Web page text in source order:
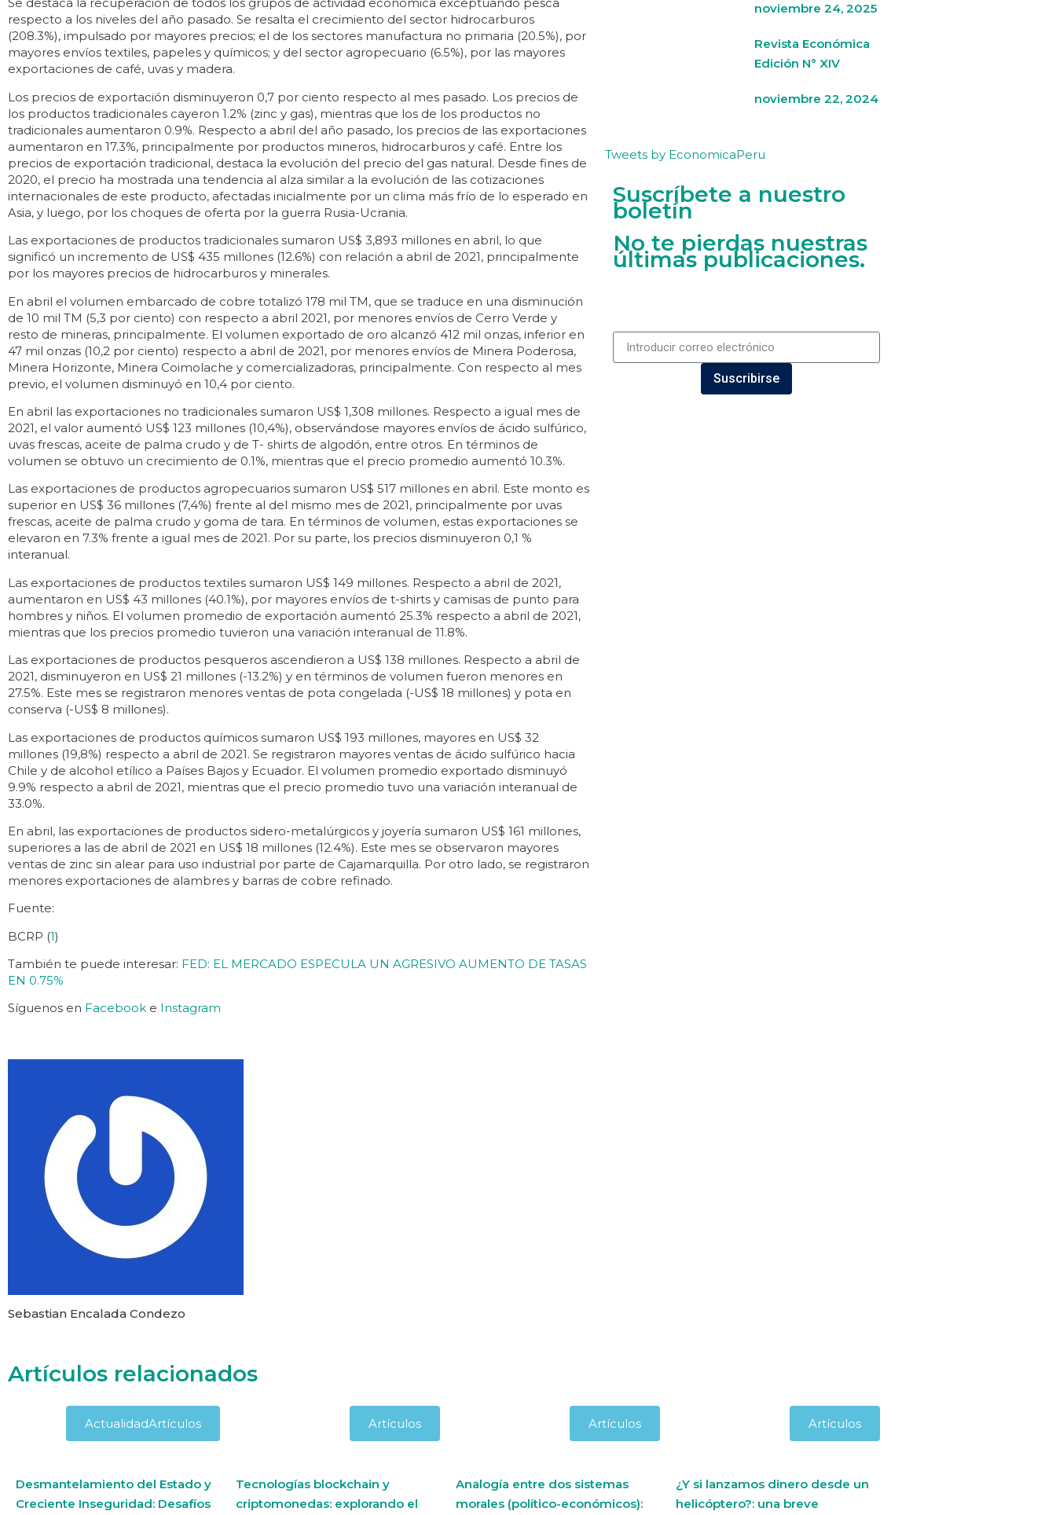
Se destaca la recuperación de todos los grupos de actividad económica exceptuando pesca
respecto a los niveles del año pasado. Se resalta el crecimiento del sector hidrocarburos
(208.3%), impulsado por mayores precios; el de los sectores manufactura no primaria (20.5%), por
mayores envíos textiles, papeles y químicos; y del sector agropecuario (6.5%), por las mayores
exportaciones de café, uvas y madera.
Los precios de exportación disminuyeron 0,7 por ciento respecto al mes pasado. Los precios de
los productos tradicionales cayeron 1.2% (zinc y gas), mientras que los de los productos no
tradicionales aumentaron 0.9%. Respecto a abril del año pasado, los precios de las exportaciones
aumentaron en 17.3%, principalmente por productos mineros, hidrocarburos y café. Entre los
precios de exportación tradicional, destaca la evolución del precio del gas natural. Desde fines de
2020, el precio ha mostrada una tendencia al alza similar a la evolución de las cotizaciones
internacionales de este producto, afectadas inicialmente por un clima más frío de lo esperado en
Asia, y luego, por los choques de oferta por la guerra Rusia-Ucrania.
Las exportaciones de productos tradicionales sumaron US$ 3,893 millones en abril, lo que
significó un incremento de US$ 435 millones (12.6%) con relación a abril de 2021, principalmente
por los mayores precios de hidrocarburos y minerales.
En abril el volumen embarcado de cobre totalizó 178 mil TM, que se traduce en una disminución
de 10 mil TM (5,3 por ciento) con respecto a abril 2021, por menores envíos de Cerro Verde y
resto de mineras, principalmente. El volumen exportado de oro alcanzó 412 mil onzas, inferior en
47 mil onzas (10,2 por ciento) respecto a abril de 2021, por menores envíos de Minera Poderosa,
Minera Horizonte, Minera Coimolache y comercializadoras, principalmente. Con respecto al mes
previo, el volumen disminuyó en 10,4 por ciento.
En abril las exportaciones no tradicionales sumaron US$ 1,308 millones. Respecto a igual mes de
2021, el valor aumentó US$ 123 millones (10,4%), observándose mayores envíos de ácido sulfúrico,
uvas frescas, aceite de palma crudo y de T- shirts de algodón, entre otros. En términos de
volumen se obtuvo un crecimiento de 0.1%, mientras que el precio promedio aumentó 10.3%.
Las exportaciones de productos agropecuarios sumaron US$ 517 millones en abril. Este monto es
superior en US$ 36 millones (7,4%) frente al del mismo mes de 2021, principalmente por uvas
frescas, aceite de palma crudo y goma de tara. En términos de volumen, estas exportaciones se
elevaron en 7.3% frente a igual mes de 2021. Por su parte, los precios disminuyeron 0,1 %
interanual.
Las exportaciones de productos textiles sumaron US$ 149 millones. Respecto a abril de 2021,
aumentaron en US$ 43 millones (40.1%), por mayores envíos de t-shirts y camisas de punto para
hombres y niños. El volumen promedio de exportación aumentó 25.3% respecto a abril de 2021,
mientras que los precios promedio tuvieron una variación interanual de 11.8%.
Las exportaciones de productos pesqueros ascendieron a US$ 138 millones. Respecto a abril de
2021, disminuyeron en US$ 21 millones (-13.2%) y en términos de volumen fueron menores en
27.5%. Este mes se registraron menores ventas de pota congelada (-US$ 18 millones) y pota en
conserva (-US$ 8 millones).
Las exportaciones de productos químicos sumaron US$ 193 millones, mayores en US$ 32
millones (19,8%) respecto a abril de 2021. Se registraron mayores ventas de ácido sulfúrico hacia
Chile y de alcohol etílico a Países Bajos y Ecuador. El volumen promedio exportado disminuyó
9.9% respecto a abril de 2021, mientras que el precio promedio tuvo una variación interanual de
33.0%.
En abril, las exportaciones de productos sidero-metalúrgicos y joyería sumaron US$ 161 millones,
superiores a las de abril de 2021 en US$ 18 millones (12.4%). Este mes se observaron mayores
ventas de zinc sin alear para uso industrial por parte de Cajamarquilla. Por otro lado, se registraron
menores exportaciones de alambres y barras de cobre refinado.
Fuente:
BCRP (1)
También te puede interesar: FED: EL MERCADO ESPECULA UN AGRESIVO AUMENTO DE TASAS
EN 0.75%
Síguenos en Facebook e Instagram
Sebastian Encalada Condezo
noviembre 24, 2025
Revista Económica
Edición N° XIV
noviembre 22, 2024
Tweets by EconomicaPeru
Suscríbete a nuestro
boletín
No te pierdas nuestras
últimas publicaciones.
Suscribirse
Artículos relacionados
ActualidadArtículos
Desmantelamiento del Estado y
Creciente Inseguridad: Desafíos
Artículos
Tecnologías blockchain y
criptomonedas: explorando el
Artículos
Analogía entre dos sistemas
morales (político-económicos):
Artículos
¿Y si lanzamos dinero desde un
helicóptero?: una breve